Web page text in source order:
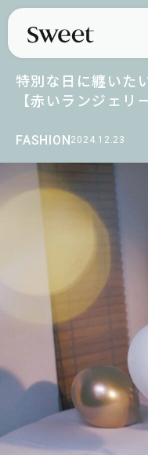
FASHION2024.12.23
特別な日に纏いた
【赤いランジェリ